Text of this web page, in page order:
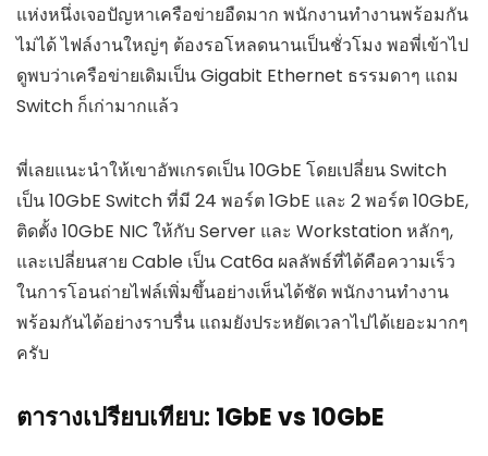
แห่งหนึ่งเจอปัญหาเครือข่ายอืดมาก พนักงานทำงานพร้อมกัน
ไม่ได้ ไฟล์งานใหญ่ๆ ต้องรอโหลดนานเป็นชั่วโมง พอพี่เข้าไป
ดูพบว่าเครือข่ายเดิมเป็น Gigabit Ethernet ธรรมดาๆ แถม
Switch ก็เก่ามากแล้ว
พี่เลยแนะนำให้เขาอัพเกรดเป็น 10GbE โดยเปลี่ยน Switch
เป็น 10GbE Switch ที่มี 24 พอร์ต 1GbE และ 2 พอร์ต 10GbE,
ติดตั้ง 10GbE NIC ให้กับ Server และ Workstation หลักๆ,
และเปลี่ยนสาย Cable เป็น Cat6a ผลลัพธ์ที่ได้คือความเร็ว
ในการโอนถ่ายไฟล์เพิ่มขึ้นอย่างเห็นได้ชัด พนักงานทำงาน
พร้อมกันได้อย่างราบรื่น แถมยังประหยัดเวลาไปได้เยอะมากๆ
ครับ
ตารางเปรียบเทียบ: 1GbE vs 10GbE